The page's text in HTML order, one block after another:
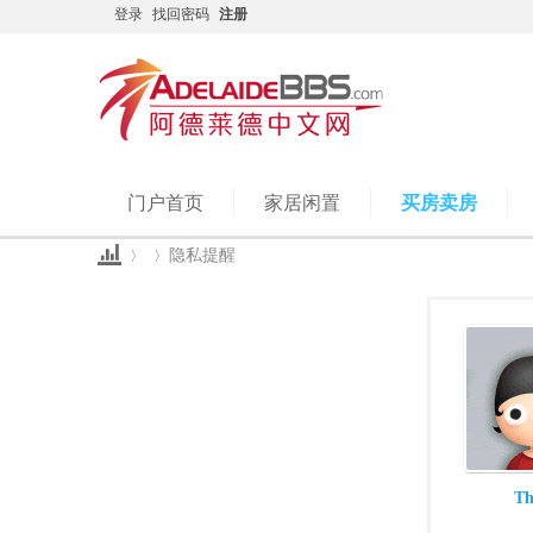
登录 找回密码 注册
门户首页 家居闲置 买房卖房
隐私提醒